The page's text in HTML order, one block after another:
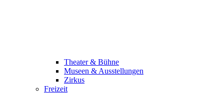
Theater & Bühne
Museen & Ausstellungen
Zirkus
Freizeit